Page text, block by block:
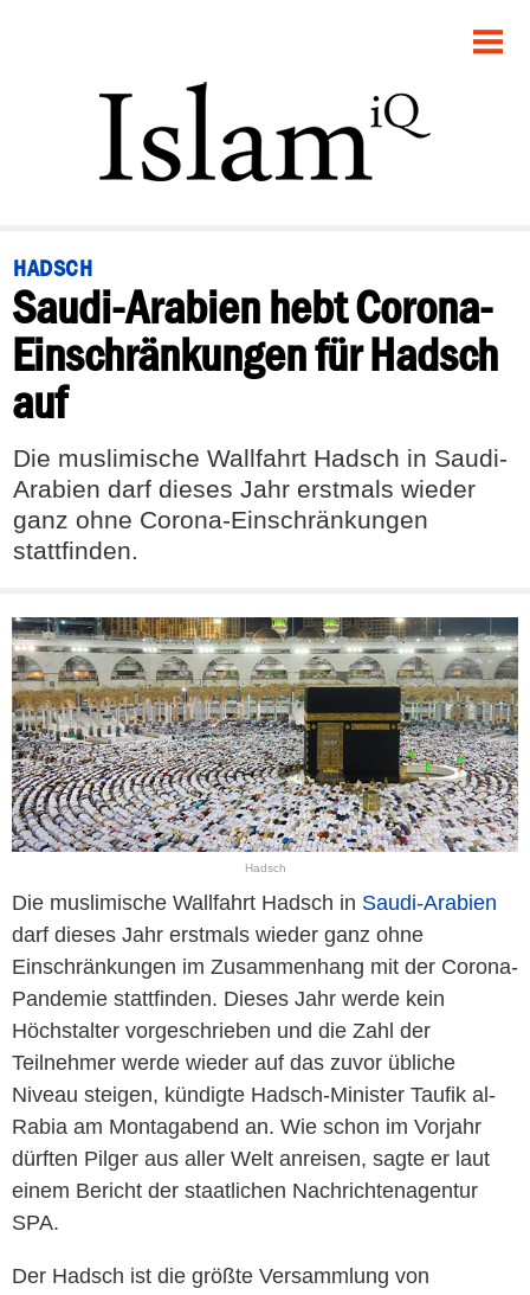
POLITIK
PANORAMA
RECHT
FEUILLETON
DEBATTE
HADSCH
Saudi-Arabien hebt Corona-
Einschränkungen für Hadsch
auf
Die muslimische Wallfahrt Hadsch in Saudi-
Arabien darf dieses Jahr erstmals wieder
ganz ohne Corona-Einschränkungen
stattfinden.
Hadsch
Die muslimische Wallfahrt Hadsch in Saudi-Arabien
darf dieses Jahr erstmals wieder ganz ohne
Einschränkungen im Zusammenhang mit der Corona-
Pandemie stattfinden. Dieses Jahr werde kein
Höchstalter vorgeschrieben und die Zahl der
Teilnehmer werde wieder auf das zuvor übliche
Niveau steigen, kündigte Hadsch-Minister Taufik al-
Rabia am Montagabend an. Wie schon im Vorjahr
dürften Pilger aus aller Welt anreisen, sagte er laut
einem Bericht der staatlichen Nachrichtenagentur
SPA.
Der Hadsch ist die größte Versammlung von